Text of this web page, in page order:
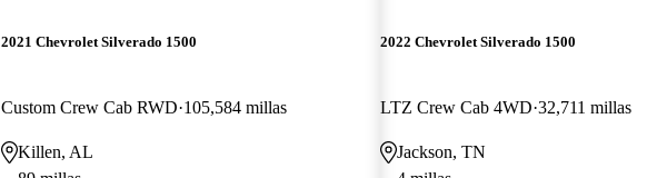
2021 Chevrolet Silverado 1500
Custom Crew Cab RWD 105,584 millas
Killen, AL
2022 Chevrolet Silverado 1500
LTZ Crew Cab 4WD 32,711 millas
Jackson, TN